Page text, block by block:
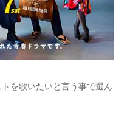
を歌いたいと言う事で選ん